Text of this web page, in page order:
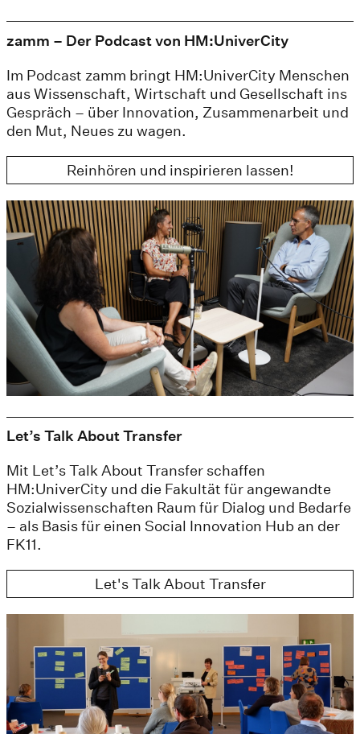
zamm – Der Podcast von HM:UniverCity
Im Podcast zamm bringt HM:UniverCity Menschen
aus Wissenschaft, Wirtschaft und Gesellschaft ins
Gespräch – über Innovation, Zusammenarbeit und
den Mut, Neues zu wagen.
Reinhören und inspirieren lassen!
Let’s Talk About Transfer
Mit Let’s Talk About Transfer schaffen
HM:UniverCity und die Fakultät für angewandte
Sozialwissenschaften Raum für Dialog und Bedarfe
– als Basis für einen Social Innovation Hub an der
FK11.
Let's Talk About Transfer